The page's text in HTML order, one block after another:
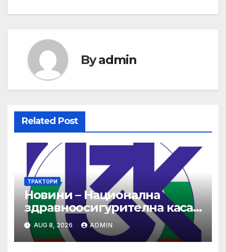
Byadmin
Related Post
ТРАКТОРИ
Новини – Национална
здравноосигурителна каса
(НЗОК)
AUG 8, 2026 ADMIN